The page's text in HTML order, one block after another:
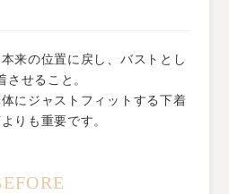
来の位置に戻し、 バストとし
させること。
にジャストフィットする下着
りも重要です。